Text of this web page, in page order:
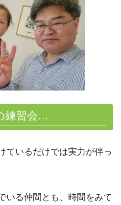
練習会…
ているだけでは実力が伴っ
いる仲間とも、時間をみて